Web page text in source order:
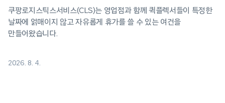
쿠팡로지스틱스서비스(CLS)는 영업점과 함께 퀵플렉서들이 특정한
날짜에 얽매이지 않고 자유롭게 휴가를 쓸 수 있는 여건을
만들어왔습니다.
2026. 8. 4.